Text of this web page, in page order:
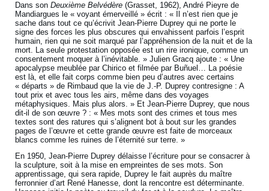
Dans sonDeuxième Belvédère (Grasset, 1962), André Pieyre de
Mandiargues le « voyant émerveillé » écrit : « Il n’est rien que je
sache dans tout ce qu’écrivit Jean-Pierre Duprey qui ne porte le
signe des forces les plus obscures qui envahissent parfois l’esprit
humain, rien qui ne soit marqué par l’appréhension de la nuit et de la
mort. La seule protestation opposée est un rire ironique, comme un
consentement moquer à l’inévitable. » Julien Gracq ajoute : « Une
apocalypse meublée par Chirico et filmée par Buñuel… La poésie
est là, et elle fait corps comme bien peu d’autres avec certains
« départs » de Rimbaud que la vie de J.-P. Duprey contresigne : A
tout prix et avec tous les airs, même dans des voyages
métaphysiques. Mais plus alors. » Et Jean-Pierre Duprey, que nous
dit-il de son œuvre ? : « Mes mots sont des crimes et tous mes
textes sont des ratures qui s’alignent bot à bout sur les grandes
pages de l’œuvre et cette grande œuvre est faite de morceaux
blancs comme les ruines de l’éternité sur terre. »
En 1950, Jean-Pierre Duprey délaisse l’écriture pour se consacrer à
la sculpture, soit à la mise en empreintes de ses mots. Son
apprentissage, qui sera rapide, Duprey le fait auprès du maître
ferronnier d’art René Hanesse, dont la rencontre est déterminante.